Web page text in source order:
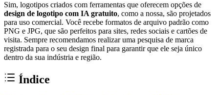
Sim, logotipos criados com ferramentas que oferecem opções de
design de logotipo com IA gratuito, como a nossa, são projetados
para uso comercial. Você recebe formatos de arquivo padrão como
PNG e JPG, que são perfeitos para sites, redes sociais e cartões de
visita. Sempre recomendamos realizar uma pesquisa de marca
registrada para o seu design final para garantir que ele seja único
dentro da sua indústria e região.
Índice